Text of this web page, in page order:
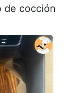
de cocción